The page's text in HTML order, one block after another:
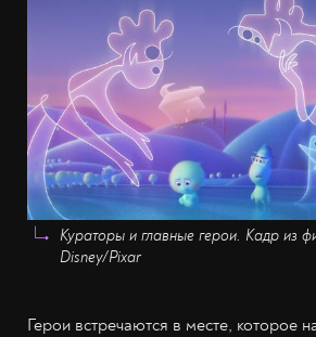
Кураторы и главные герои. Кадр из
Disney/Pixar
Герои встречаются в месте, которое